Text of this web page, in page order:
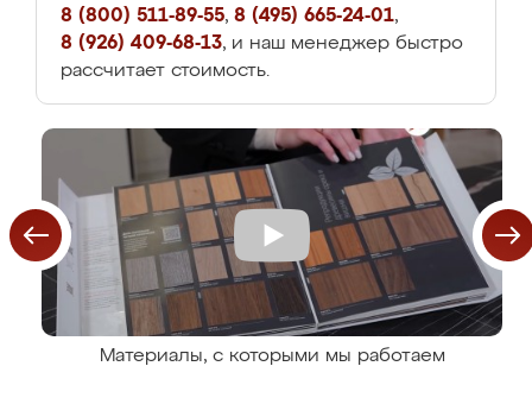
8 (800) 511-89-55, 8 (495) 665-24-01,
8 (926) 409-68-13, и наш менеджер быстро
рассчитает стоимость.
Материалы, с которыми мы работаем